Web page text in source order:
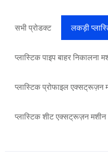
सभी प्रोडक्ट लकड़ी
प्लास्टिक पाइप बाहर निकालना
प्लास्टिक प्रोफाइल एक्सट्रूज़न
प्लास्टिक शीट एक्सट्रूज़न मशीन